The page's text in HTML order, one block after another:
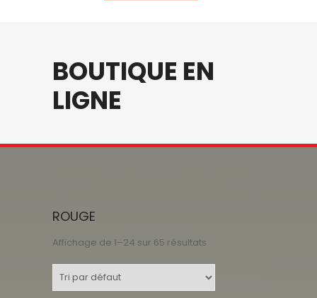
BOUTIQUE EN
LIGNE
ROUGE
Affichage de 1–24 sur 65 résultats